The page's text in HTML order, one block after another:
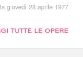
giovedì 28 aprile 1977
tutte le opere